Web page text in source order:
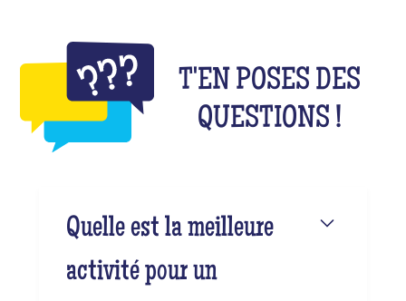
T'EN POSES DES
QUESTIONS !
Quelle est la meilleure
activité pour un